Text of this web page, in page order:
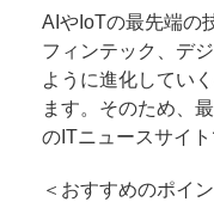
AIやIoTの最先端の
フィンテック、デ
ように進化してい
ます。そのため、
のITニュースサイト
＜おすすめのポイ